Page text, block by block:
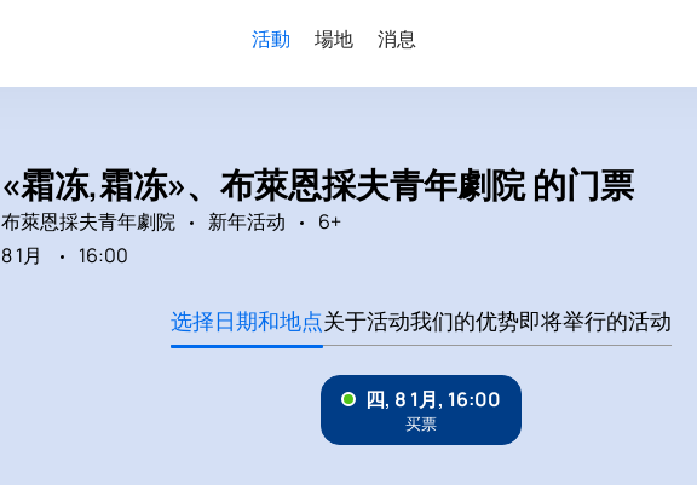
活動 場地 消息
«霜冻,霜冻»、布萊恩採夫青年劇院 的门票
布萊恩採夫青年劇院 新年活动
6+
8 1月
16:00
选择日期和地点关于活动我们的优势即将举行的活动